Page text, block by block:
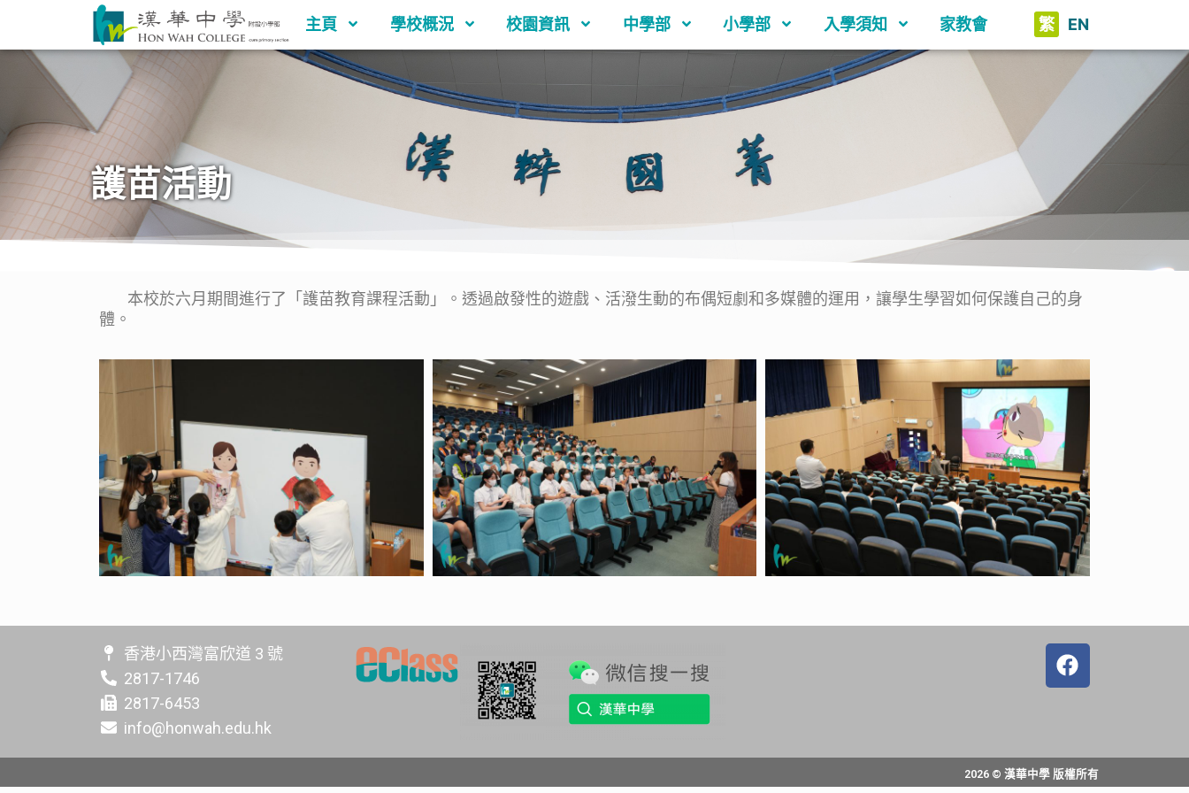
主頁 學校概況 校園資訊 中學部 小學部 入學須知 家教會 繁 EN
護苗活動
本校於六月期間進行了「護苗教育課程活動」。透過啟發性的遊戲、活潑生動的布偶短劇和多媒體的運用，讓學生學習如何保護自己的身
體。
香港小西灣富欣道 3 號
2817-1746
2817-6453
info@honwah.edu.hk
2026 © 漢華中學 版權所有